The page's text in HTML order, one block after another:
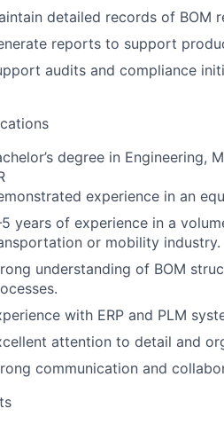
detailed records of BOM
reports to support
audits and compliance
degree in Engineering,
experience in an
years of experience in a
or mobility industry.
understanding of BOM
with ERP and PLM
attention to detail and
communication and